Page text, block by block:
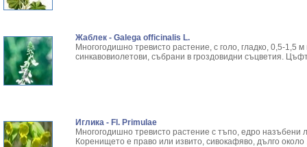
Жаблек - Galega officinalis L.
Многогодишно тревисто растение, с голо, гладко, 0,5-1,5
синкавовиолетови, събрани в гроздовидни съцветия.
Иглика - Fl. Primulae
Многогодишно тревисто растение с тъпо, едро назъбени
Коренището е право или извито, сивокафяво, дълго